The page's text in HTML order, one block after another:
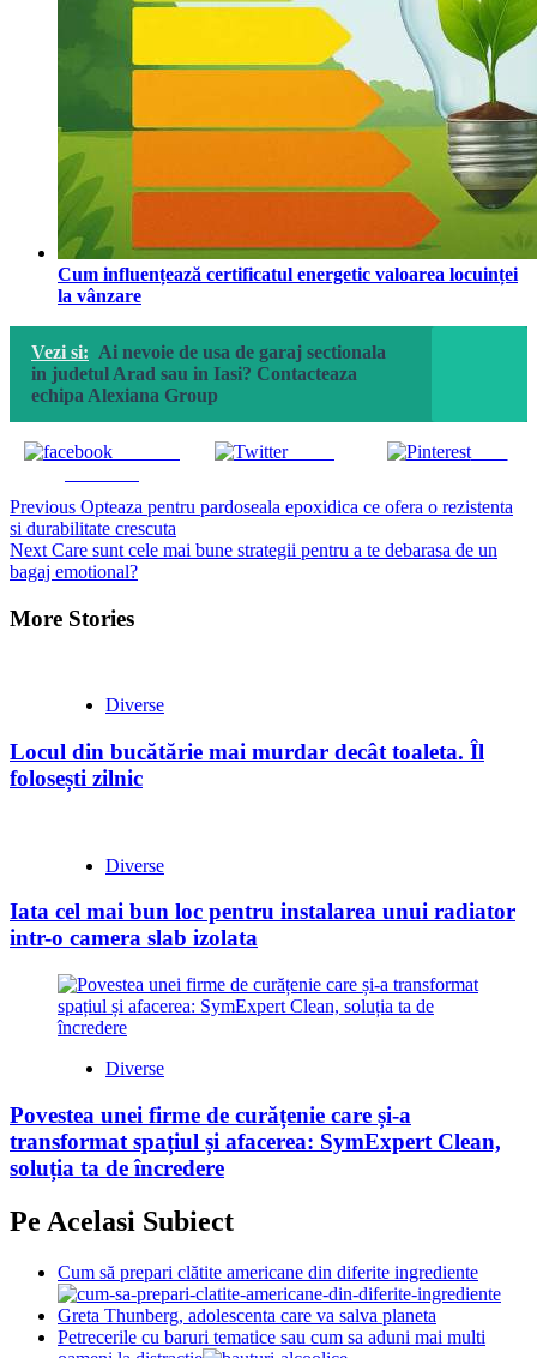
Cum influențează certificatul energetic valoarea locuinței
la vânzare
Vezi si: Ai nevoie de usa de garaj sectionala
in judetul Arad sau in Iasi? Contacteaza
echipa Alexiana Group
Tweet Save
Continue
Reading
Previous Opteaza pentru pardoseala epoxidica ce ofera o rezistenta
si durabilitate crescuta
Next Care sunt cele mai bune strategii pentru a te debarasa de un
bagaj emotional?
More Stories
Diverse
Locul din bucătărie mai murdar decât toaleta. Îl
folosești zilnic
Diverse
Iata cel mai bun loc pentru instalarea unui radiator
intr-o camera slab izolata
Diverse
Povestea unei firme de curățenie care și-a
transformat spațiul și afacerea: SymExpert Clean,
soluția ta de încredere
Pe Acelasi Subiect
Cum să prepari clătite americane din diferite ingrediente
Greta Thunberg, adolescenta care va salva planeta
Petrecerile cu baruri tematice sau cum sa aduni mai multi